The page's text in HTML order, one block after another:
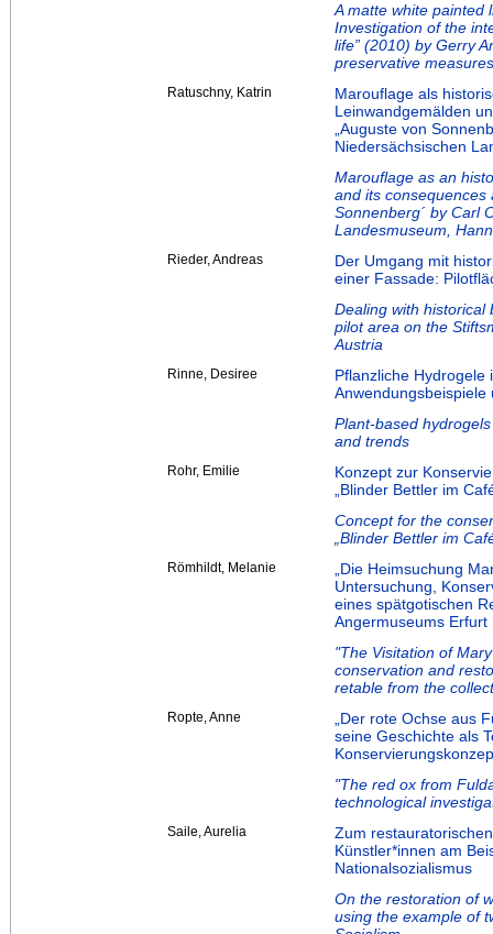
A matte white painted
Investigation of the
life” (2010) by Gerry
preservative measures
Ratuschny, Katrin
Marouflage als
Leinwandgemälden
„Auguste von
Niedersächsischen
Marouflage as an
and its consequences
Sonnenberg´ by Carl
Landesmuseum,
Rieder, Andreas
Der Umgang mit
einer Fassade:
Dealing with historical
pilot area on the
Austria
Rinne, Desiree
Pflanzliche
Anwendungsbeispiele
Plant-based
and trends
Rohr, Emilie
Konzept zur
„Blinder Bettler im
Concept for the
„Blinder Bettler im
Römhildt, Melanie
„Die Heimsuchung
Untersuchung,
eines spätgotischen
Angermuseums Erfurt
"The Visitation of
conservation and
retable from the
Ropte, Anne
„Der rote Ochse aus
seine Geschichte als
"The red ox from
technological
Saile, Aurelia
Zum
Künstler*innen am
Nationalsozialismus
On the restoration of
using the example of